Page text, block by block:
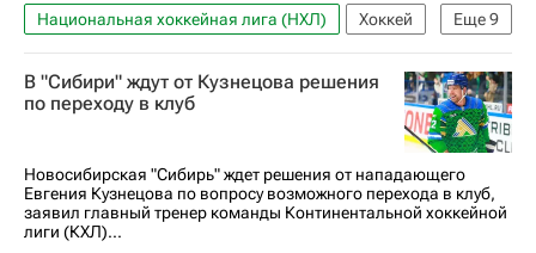
Еще9
Национальная хоккейная лига (НХЛ)
Хоккей
Николай Кулёмин
Александр Овечкин
Евгений Малкин
Металлург (Магнитогорск)
OHL
Торонто Мэйпл Лифс
Авторы РИА Новости Спорт
В "Сибири" ждут от Кузнецова решения
по переходу в клуб
Новосибирская "Сибирь" ждет решения от нападающего
Евгения Кузнецова по вопросу возможного перехода в клуб,
заявил главный тренер команды Континентальной хоккейной
лиги (КХЛ)...